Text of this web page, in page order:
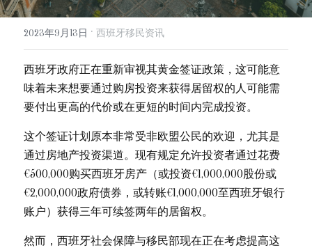
2023年9月13日 · 西班牙移民资讯
西班牙政府正在重新审视其黄金签证政策，这可能意
味着未来想要通过购房投资来获得居留权的人可能需
要付出更高的代价或在更短的时间内完成投资。
这个签证计划原本非常受非欧盟公民的欢迎，尤其是
通过房地产投资渠道。现有规定允许投资者通过花费
€500,000购买西班牙房产（或投资€1,000,000股份或
€2,000,000政府债券，或转账€1,000,000至西班牙银行
账户）获得三年可续签两年的居留权。
然而，西班牙社会保障与移民部现在正在考虑提高这